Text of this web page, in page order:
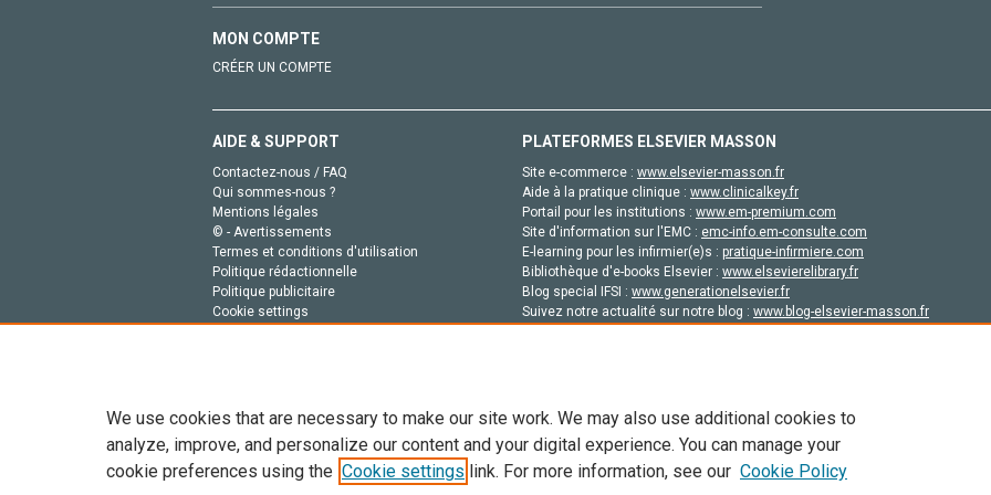
MON COMPTE
CRÉER UN COMPTE
AIDE & SUPPORT
Contactez-nous / FAQ
Qui sommes-nous ?
Mentions légales
© - Avertissements
Termes et conditions d'utilisation
Politique rédactionnelle
Politique publicitaire
Cookie settings
PLATEFORMES ELSEVIER MASSON
Site e-commerce : www.elsevier-masson.fr
Aide à la pratique clinique : www.clinicalkey.fr
Portail pour les institutions : www.em-premium.com
Site d'information sur l'EMC : emc-info.em-consulte.com
E-learning pour les infirmier(e)s : pratique-infirmiere.com
Bibliothèque d'e-books Elsevier : www.elsevierelibrary.fr
Blog special IFSI : www.generationelsevier.fr
Suivez notre actualité sur notre blog : www.blog-elsevier-masson.fr
Tout le contenu de ce site: Copyright © 2026 Elsevier, ses concédants de licence et ses contributeurs. Tout les droits sont réservés,
de données, a la formation en IA et aux technologies similaires. Pour tout contenu en libre accès, les conditions de licence
We use cookies that are necessary to make our site work. We may also use additional cookies to
analyze, improve, and personalize our content and your digital experience. You can manage your
cookie preferences using the Cookie settings link. For more information, see our Cookie Policy